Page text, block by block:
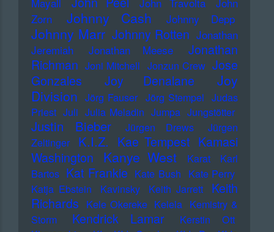
Zorn
Johnny Cash Johnny Depp
Johnny Marr Johnny Rotten Jonathan
Jeremiah
Jonathan Meese
Jonathan
Richman Joni Mitchell Jonzun Crew Jose
Gonzales
Joy Denalane
Joy
Division Jörg Fauser Jörg Stempel Judas
Priest Juli Julia Meladin Jumpa Jungstötter
Justin Bieber Jürgen Drews
Jürgen
Zeltinger
K.I.Z. Kae Tempest Kamasi
Washington
Kanye West Karat
Karl
Bartos Kat Frankie Kate Bush Kate Perry
Katja Ebstein
Kavinsky Keith Jarrett
Keith
Richards Kele Okereke Kelela Kemistry &
Storm
Kendrick Lamar
Kerstin Ott